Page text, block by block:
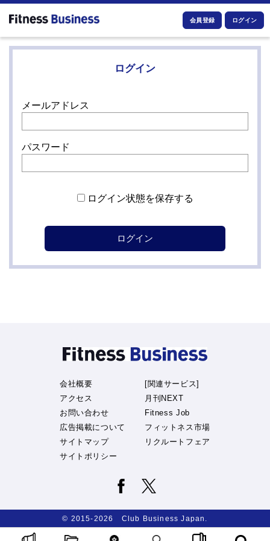
会員登録 ログイン
ログイン
メールアドレス
パスワード
ログイン状態を保存する
会社概要
アクセス
お問い合わせ
広告掲載について
サイトマップ
サイトポリシー
[関連サービス]
月刊NEXT
Fitness Job
フィットネス市場
リクルートフェア
© 2015-2026 Club Business Japan.